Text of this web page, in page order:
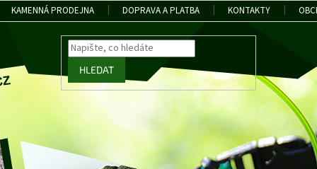
KAMENNÁ PRODEJNA DOPRAVA A PLATBA KONTAKTY
HLEDAT